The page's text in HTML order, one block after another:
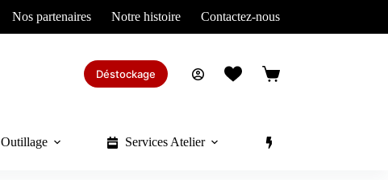
Nos partenaires Notre histoire Contactez-nous
Déstockage
Panier
Outillage Services Atelier